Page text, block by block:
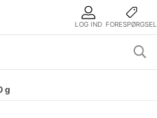
LOG IND FORESPØRGSEL
g